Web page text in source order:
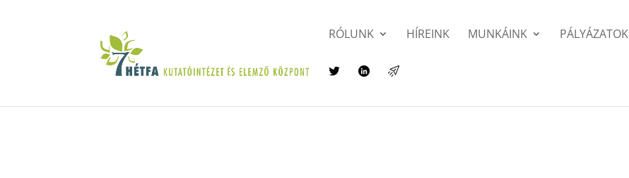
RÓLUNK HÍREINK MUNKÁINK PÁLYÁZATOK